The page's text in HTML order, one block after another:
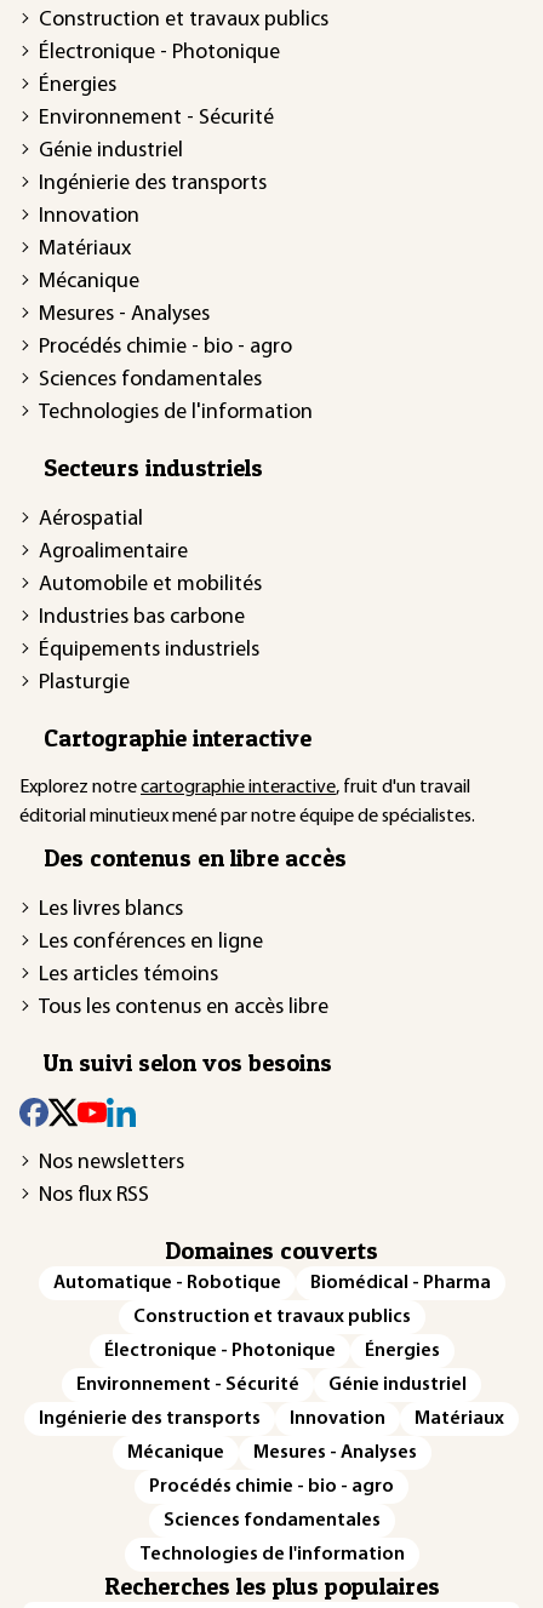
Construction et travaux publics
Électronique - Photonique
Énergies
Environnement - Sécurité
Génie industriel
Ingénierie des transports
Innovation
Matériaux
Mécanique
Mesures - Analyses
Procédés chimie - bio - agro
Sciences fondamentales
Technologies de l'information
Secteurs industriels
Aérospatial
Agroalimentaire
Automobile et mobilités
Industries bas carbone
Équipements industriels
Plasturgie
Cartographie interactive
Explorez notrecartographie interactive, fruit d'un travail
éditorial minutieux mené par notre équipe de spécialistes.
Des contenus en libre accès
Les livres blancs
Les conférences en ligne
Les articles témoins
Tous les contenus en accès libre
Un suivi selon vos besoins
Nos newsletters
Nos flux RSS
Domaines couverts
Automatique - Robotique
Biomédical - Pharma
Construction et travaux publics
Électronique - Photonique
Énergies
Environnement - Sécurité
Génie industriel
Ingénierie des transports
Innovation
Matériaux
Mécanique
Mesures - Analyses
Procédés chimie - bio - agro
Sciences fondamentales
Technologies de l'information
Recherches les plus populaires